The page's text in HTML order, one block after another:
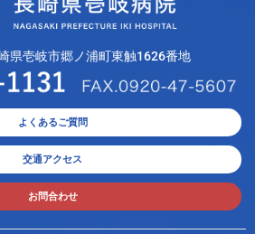
県壱岐市郷ノ浦町東触1626番地
よくあるご質問
交通アクセス
お問合わせ